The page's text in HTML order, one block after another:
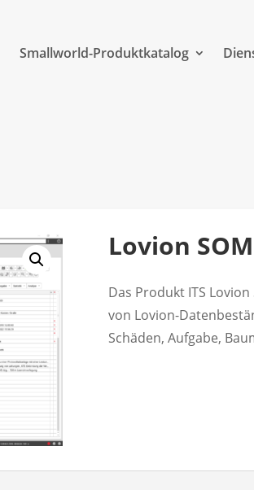
Smallworld-Produktkatalog
Lovion SOM
Das Produkt ITS
von Lovion-
Schäden, Aufgabe,